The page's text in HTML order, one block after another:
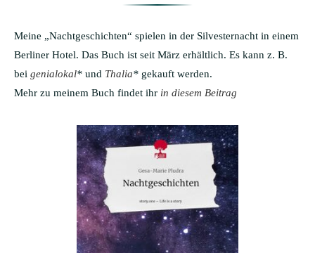
Meine „Nachtgeschichten“ spielen in der Silvesternacht in einem
Berliner Hotel. Das Buch ist seit März erhältlich. Es kann z. B.
bei genialokal* und Thalia* gekauft werden.
Mehr zu meinem Buch findet ihr in diesem Beitrag